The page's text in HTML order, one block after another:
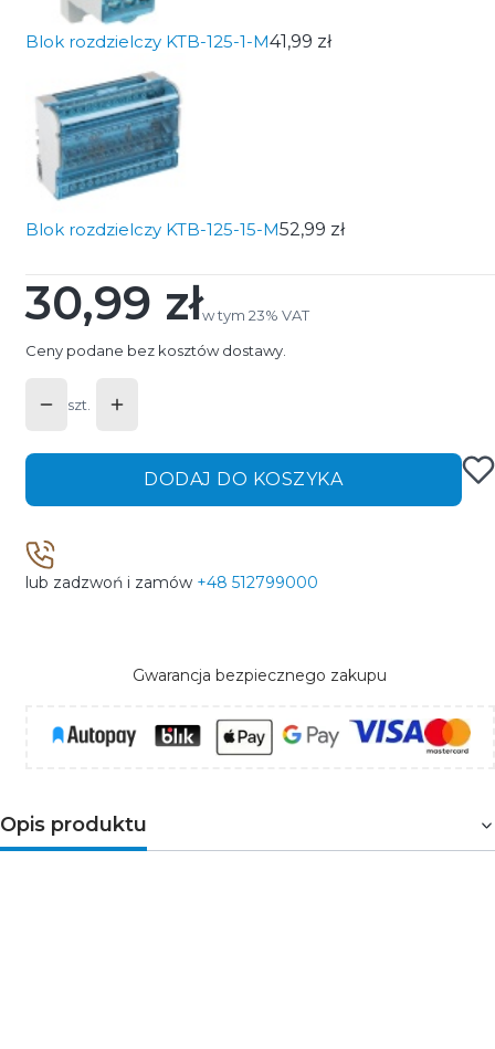
Blok rozdzielczy KTB-125-1-M41,99 zł
Blok rozdzielczy KTB-125-15-M52,99 zł
Cena
30,99 złw tym 23% VAT
w tym 23% VAT
Ceny podane bez kosztów dostawy.
szt.
DODAJ DO KOSZYKA
lub zadzwoń i zamów +48 512799000
Gwarancja bezpiecznego zakupu
Opis produktu